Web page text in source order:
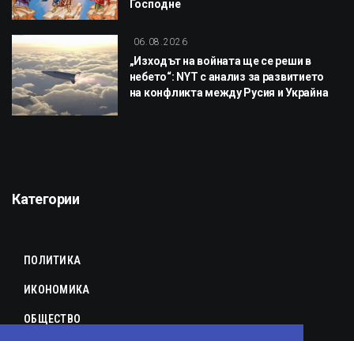
Господне
06.08.2026
„Изходът на войната ще се реши в
небето“: NYT с анализ за развитието
на конфликта между Русия и Украйна
Категории
ПОЛИТИКА
ИКОНОМИКА
ОБЩЕСТВО